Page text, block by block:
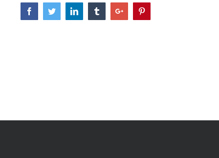
FacebookTwitterLinkedin TumblrGoogle+